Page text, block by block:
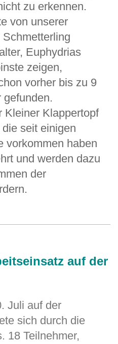
zu erkennen.
von unserer
Euphydrias
zeigen,
vorher bis zu 9
gefunden.
Kleiner Klappertopf
seit einigen
vorkommen haben
und werden dazu
der
auf der
Juli auf der
sich durch die
18 Teilnehmer,